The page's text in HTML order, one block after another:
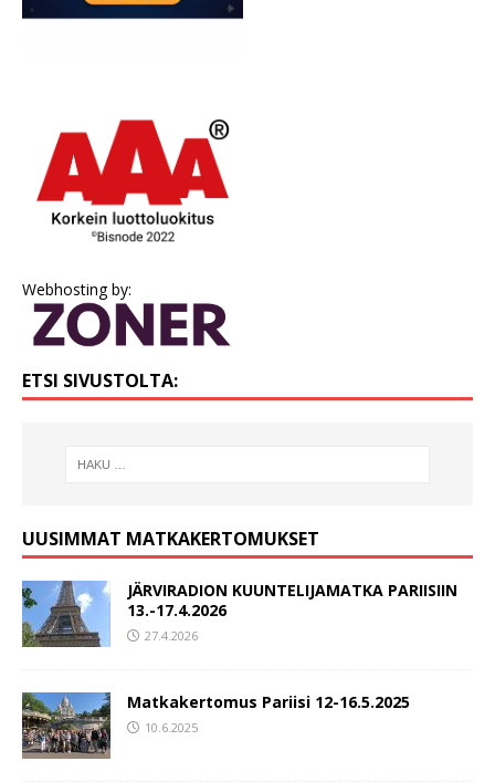
Webhosting by:
ETSI SIVUSTOLTA:
UUSIMMAT MATKAKERTOMUKSET
JÄRVIRADION KUUNTELIJAMATKA PARIISIIN
13.-17.4.2026
27.4.2026
Matkakertomus Pariisi 12-16.5.2025
10.6.2025